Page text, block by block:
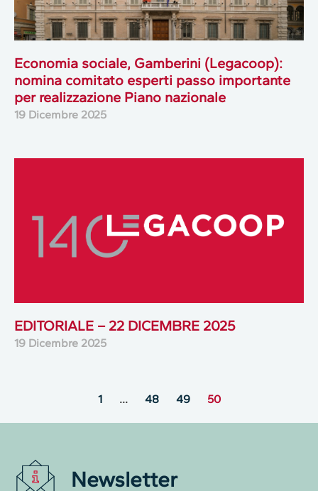
Economia sociale, Gamberini (Legacoop):
nomina comitato esperti passo importante
per realizzazione Piano nazionale
19 Dicembre 2025
EDITORIALE – 22 DICEMBRE 2025
19 Dicembre 2025
1 … 48 49 50
Newsletter